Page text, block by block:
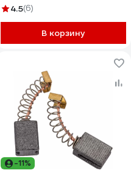
1899.27J
4.5(6)
В корзину
-11%